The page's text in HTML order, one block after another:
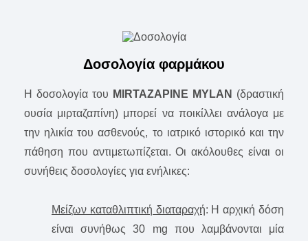
Δοσολογία φαρμάκου
Η δοσολογία του MIRTAZAPINE MYLAN (δραστική
ουσία μιρταζαπίνη) μπορεί να ποικίλλει ανάλογα με
την ηλικία του ασθενούς, το ιατρικό ιστορικό και την
πάθηση που αντιμετωπίζεται. Οι ακόλουθες είναι οι
συνήθεις δοσολογίες για ενήλικες:
Μείζων καταθλιπτική διαταραχή: Η αρχική δόση
είναι συνήθως 30 mg που λαμβάνονται μία